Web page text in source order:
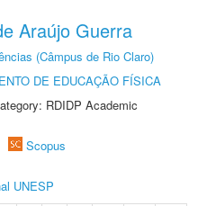
Araújo Guerra
(Câmpus de Rio Claro)
DE EDUCAÇÃO FÍSICA
RDIDP Academic
Scopus
UNESP